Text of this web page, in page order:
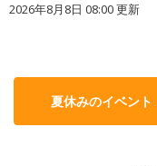
2026年8月8日 08:00更新
夏休みのイベン